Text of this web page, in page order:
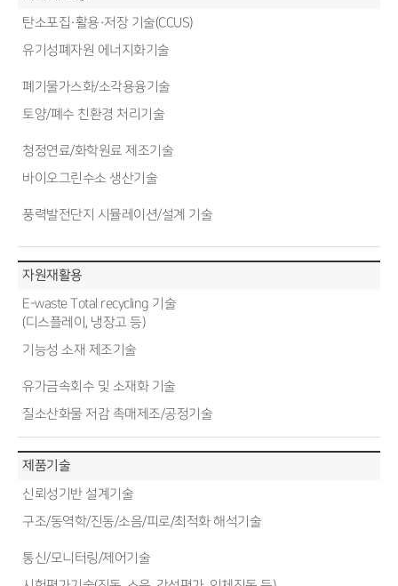
탄소포집·활용·저장 기술(CCUS)
유기성폐자원 에너지화기술
폐기물가스화/소각용융기술
토양/폐수 친환경 처리기술
청정연료/화학원료 제조기술
바이오그린수소 생산기술
풍력발전단지 시뮬레이션/설계 기술
자원재활용
E-waste Total recycling 기술
(디스플레이, 냉장고 등)
기능성 소재 제조기술
유가금속회수 및 소재화 기술
질소산화물 저감 촉매제조/공정기술
제품기술
신뢰성기반 설계기술
구조/동역학/진동/소음/피로/최적화 해석기술
통신/모니터링/제어기술